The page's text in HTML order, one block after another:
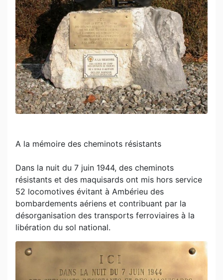
A la mémoire des cheminots résistants
Dans la nuit du 7 juin 1944, des cheminots
résistants et des maquisards ont mis hors service
52 locomotives évitant à Ambérieu des
bombardements aériens et contribuant par la
désorganisation des transports ferroviaires à la
libération du sol national.